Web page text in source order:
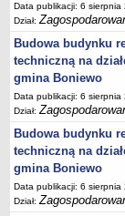
zamówienia do
PRAWO LOKALNE
Statut
Uchwały
Projekty uchwał
Zarządzenia
Protokoły
Opłaty i podatki
Data publikacji: 6 sierpnia
Dział:
Budowa budynku
techniczną na
gmina Boniewo
Data publikacji: 6 sierpnia
Dział:
Budowa budynku
techniczną na
gmina Boniewo
Data publikacji: 6 sierpnia
Dział: